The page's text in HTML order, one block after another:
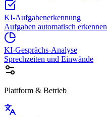
KI-Aufgabenerkennung
Aufgaben automatisch erkennen
KI-Gesprächs-Analyse
Sprechzeiten und Einwände
Plattform & Betrieb